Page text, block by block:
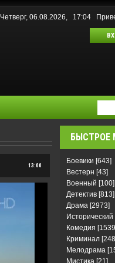
Четверг, 06.08.2026, 17:04
13:00
БЫСТРОЕ
Боевики [643]
Вестерн [43]
Военный [100]
Детектив [813]
Драма [2973]
Исторический
Комедия
Криминал
Мелодрама
Мистика [21]